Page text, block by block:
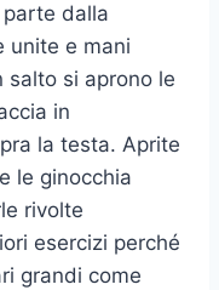
dalla
unite e mani
salto si aprono le
in
la testa. Aprite
le ginocchia
rivolte
esercizi perché
grandi come